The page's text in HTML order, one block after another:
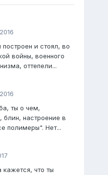
и стоял, во
войны, военного
оттепели...
ты о чем,
блин, настроение в
полимеры". Нет...
кажется, что ты